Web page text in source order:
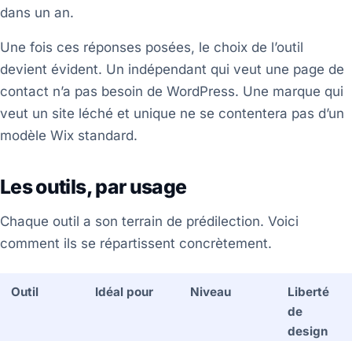
dans un an.
Une fois ces réponses posées, le choix de l’outil
devient évident. Un indépendant qui veut une page de
contact n’a pas besoin de WordPress. Une marque qui
veut un site léché et unique ne se contentera pas d’un
modèle Wix standard.
Les outils, par usage
Chaque outil a son terrain de prédilection. Voici
comment ils se répartissent concrètement.
Outil Idéal pour Niveau
Liberté
de
design